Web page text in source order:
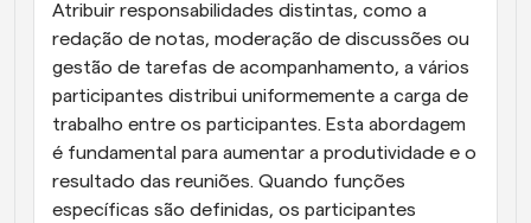
Atribuir responsabilidades distintas, como a
redação de notas, moderação de discussões ou
gestão de tarefas de acompanhamento, a vários
participantes distribui uniformemente a carga de
trabalho entre os participantes. Esta abordagem
é fundamental para aumentar a produtividade e o
resultado das reuniões. Quando funções
específicas são definidas, os participantes